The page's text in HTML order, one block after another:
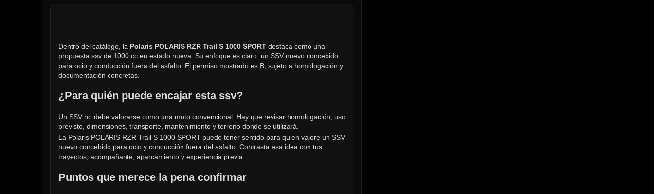
Dentro del catálogo, la Polaris POLARIS RZR Trail S 1000 SPORT destaca como una
propuesta ssv de 1000 cc en estado nueva. Su enfoque es claro: un SSV nuevo concebido
para ocio y conducción fuera del asfalto. El permiso mostrado es B, sujeto a homologación y
documentación concretas.
¿Para quién puede encajar esta ssv?
Un SSV no debe valorarse como una moto convencional. Hay que revisar homologación, uso
previsto, dimensiones, transporte, mantenimiento y terreno donde se utilizará.
La Polaris POLARIS RZR Trail S 1000 SPORT puede tener sentido para quien valore un SSV
nuevo concebido para ocio y conducción fuera del asfalto. Contrasta esa idea con tus
trayectos, acompañante, aparcamiento y experiencia previa.
Puntos que merece la pena confirmar